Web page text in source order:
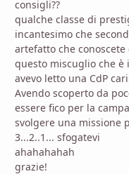
consigli??
qualche classe di
incantesimo che
artefatto che
questo miscuglio che è
avevo letto una CdP
Avendo scoperto da
essere fico per la
svolgere una missione
3...2..1... sfogatevi
ahahahahah
grazie!